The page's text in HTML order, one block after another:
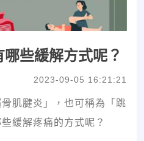
哪些緩解方式呢？
2023-09-05 16:21:21
肌腱炎」，也可稱為「跳
緩解疼痛的方式呢？